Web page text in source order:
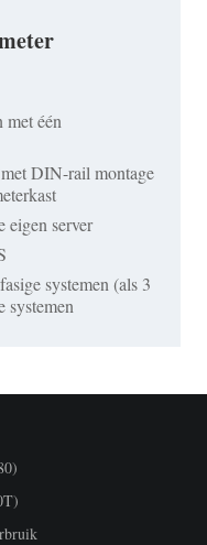
één
DIN-rail montage
eigen server
systemen (als 3
systemen